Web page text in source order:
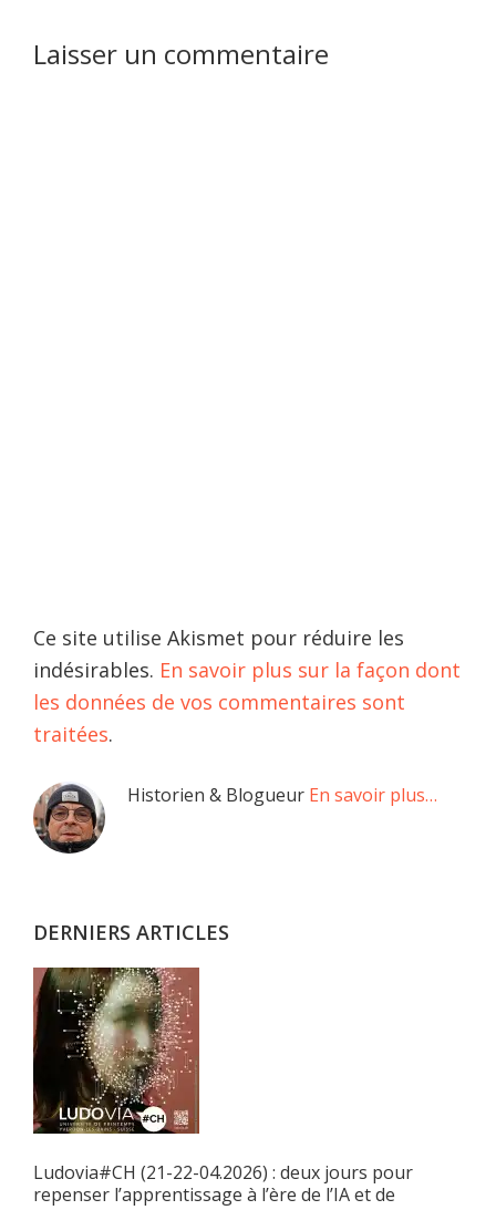
Laisser un commentaire
Ce site utilise Akismet pour réduire les
indésirables. En savoir plus sur la façon dont
les données de vos commentaires sont
traitées.
Barre
latérale
Historien & Blogueur En savoir plus…
DERNIERS ARTICLES
Ludovia#CH (21-22-04.2026) : deux jours pour
repenser l’apprentissage à l’ère de l’IA et de